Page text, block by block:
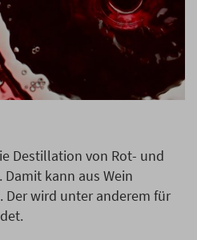
Destillation von Rot- und
kann aus Wein
wird unter anderem für